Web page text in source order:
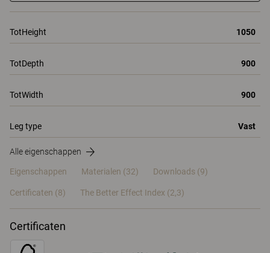
TotHeight 1050
TotDepth 900
TotWidth 900
Leg type Vast
Alle eigenschappen
Eigenschappen Materialen (32) Downloads (9)
Certificaten (8) The Better Effect Index (2,3)
Certificaten